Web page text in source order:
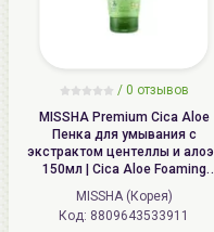
/ 0 отзывов
MISSHA Premium Cica Aloe
Пенка для умывания c
экстрактом центеллы и алоэ |
150мл | Cica Aloe Foaming
Cleanser
MISSHA (Корея)
Код: 8809643533911